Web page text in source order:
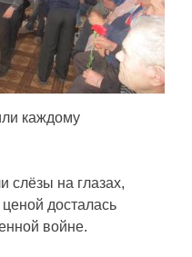
каждому
слёзы на глазах,
досталась
войне.